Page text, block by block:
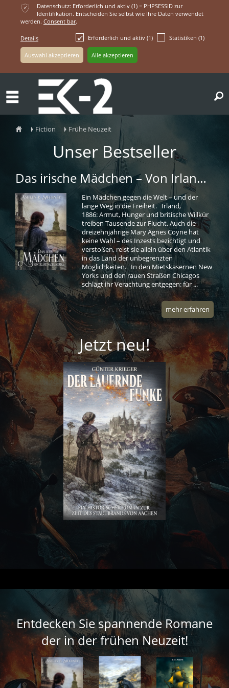
ќ
Datenschutz: Erforderlich und aktiv (1) = PHPSESSID zur
Identifikation. Entscheiden Sie selbst wie Ihre Daten verwendet
werden. Consent bar.
Details Erforderlich und aktiv (1) Statistiken (1)
ř
ŷ Ţ Fiction Ţ Frühe Neuzeit
Unser Bestseller
Das irische Mädchen – Von Irland nach Amerika
Ein Mädchen gegen die Welt – und der
lange Weg in die Freiheit. Irland,
1886: Armut, Hunger und britische Willkür
treiben Tausende zur Flucht. Auch die
dreizehnjährige Mary Agnes Coyne hat
keine Wahl – des Inzests bezichtigt und
verstoßen, reist sie allein über den Atlantik
in das Land der unbegrenzten
Möglichkeiten. In den Mietskasernen New
Yorks und den rauen Straßen Chicagos
schlägt ihr Verachtung entgegen: für ...
mehr erfahren
Jetzt neu!
Entdecken Sie spannende Romane
der in der frühen Neuzeit!